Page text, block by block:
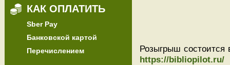
КАК ОПЛАТИТЬ
Sber Pay
Банковской картой
Перечислением
Розыгрыш
https://bibliopilot.ru/